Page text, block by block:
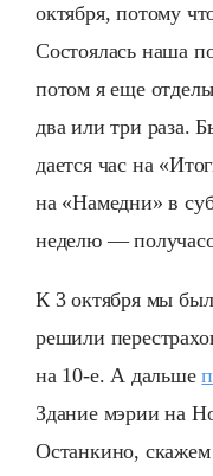
октября, потому
Состоялась наша
потом я еще
два или три раза.
дается час на
на «Намедни» в
неделю —
К 3 октября мы
решили
на 10-е. А дальше
Здание мэрии на
Останкино,